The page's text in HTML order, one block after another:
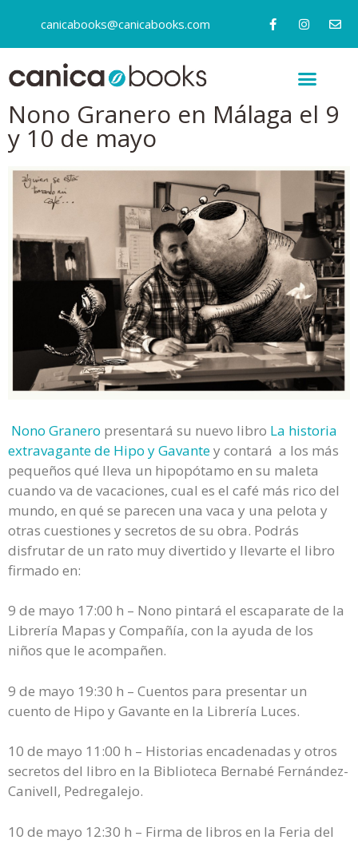
canicabooks@canicabooks.com
Nono Granero en Málaga el 9
y 10 de mayo
Nono Granero presentará su nuevo libro La historia
extravagante de Hipo y Gavantey contará a los más
pequeños qué lleva un hipopótamo en su maleta
cuando va de vacaciones, cual es el café más rico del
mundo, en qué se parecen una vaca y una pelota y
otras cuestiones y secretos de su obra. Podrás
disfrutar de un rato muy divertido y llevarte el libro
firmado en:
9 de mayo 17:00 h – Nono pintará el escaparate de la
Librería Mapas y Compañía, con la ayuda de los
niños que le acompañen.
9 de mayo 19:30 h – Cuentos para presentar un
cuento de Hipo y Gavante en la Librería Luces.
10 de mayo 11:00 h – Historias encadenadas y otros
secretos del libro en la Biblioteca Bernabé Fernández-
Canivell, Pedregalejo.
10 de mayo 12:30 h – Firma de libros en la Feria del